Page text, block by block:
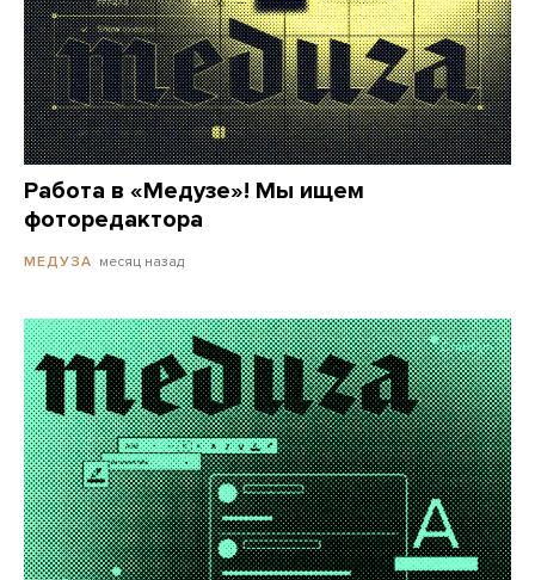
Работа в «Медузе»! Мы ищем
фоторедактора
МЕДУЗА месяц назад